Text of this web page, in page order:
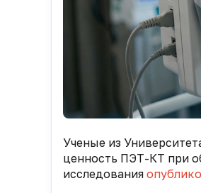
Ученые из
ценность ПЭТ-КТ при
исследования